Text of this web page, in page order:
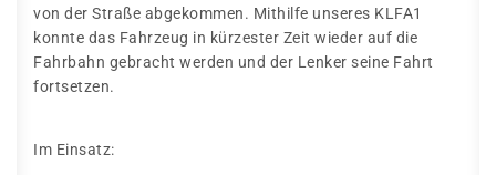
von der Straße abgekommen. Mithilfe unseres KLFA1
konnte das Fahrzeug in kürzester Zeit wieder auf die
Fahrbahn gebracht werden und der Lenker seine Fahrt
fortsetzen.
Im Einsatz: